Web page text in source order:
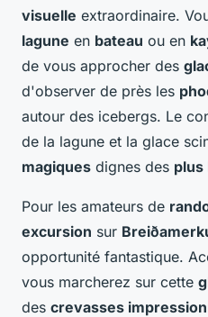
visuelle extraordinaire.
lagune en bateau ou en
de vous approcher des
d'observer de près les
autour des icebergs. Le
de la lagune et la glace
magiques dignes des plus
Pour les amateurs de
excursion sur
opportunité fantastique.
vous marcherez sur cette
des crevasses